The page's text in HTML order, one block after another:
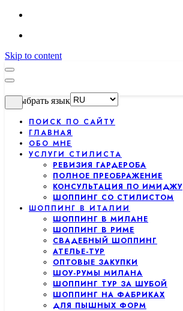
Skip to content
Выбрать язык
ПОИСК ПО САЙТУ
ГЛАВНАЯ
ОБО МНЕ
УСЛУГИ СТИЛИСТА
РЕВИЗИЯ ГАРДЕРОБА
ПОЛНОЕ ПРЕОБРАЖЕНИЕ
КОНСУЛЬТАЦИЯ ПО ИМИДЖУ
ШОППИНГ СО СТИЛИСТОМ
ШОППИНГ В ИТАЛИИ
ШОППИНГ В МИЛАНЕ
ШОППИНГ В РИМЕ
СВАДЕБНЫЙ ШОППИНГ
АТЕЛЬЕ-ТУР
ОПТОВЫЕ ЗАКУПКИ
ШОУ-РУМЫ МИЛАНА
ШОППИНГ ТУР ЗА ШУБОЙ
ШОППИНГ НА ФАБРИКАХ
ДЛЯ ПЫШНЫХ ФОРМ